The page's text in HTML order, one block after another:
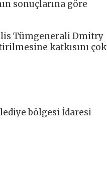
sonuçlarına göre
Tümgenerali Dmitry
katkısını çok
bölgesi İdaresi